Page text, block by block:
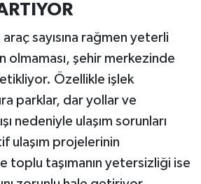
araç sayısına rağmen yeterli
olmaması, şehir merkezinde
tetikliyor. Özellikle işlek
parklar, dar yollar ve
nedeniyle ulaşım sorunları
ulaşım projelerinin
toplu taşımanın yetersizliği ise